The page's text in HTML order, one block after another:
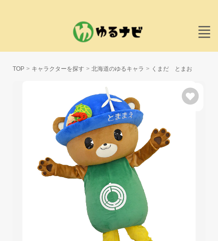
TOP キャラクターを探す 北海道のゆるキャラ くまだ とまお